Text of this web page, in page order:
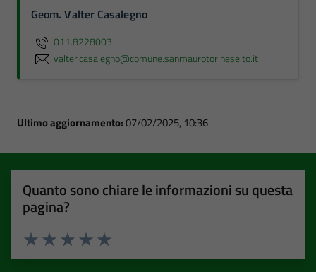
Geom. Valter Casalegno
011.8228003
valter.casalegno@comune.sanmaurotorinese.to.it
Ultimo aggiornamento:07/02/2025, 10:36
Quanto sono chiare le informazioni su questa
pagina?
Valuta 5 stelle su 5
Valuta 4 stelle su 5
Valuta 3 stelle su 5
Valuta 2 stelle su 5
Valuta 1 stelle su 5